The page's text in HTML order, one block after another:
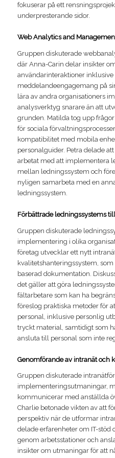
fokuserar på ett
underpresterande sidor.
Web Analytics and
Gruppen diskuterade
där Anna-Carin delar insikter
användarinteraktioner
meddelandeengagemang på
lära av andra organisationers
analysverktyg snarare än att
grunden. Matilda tog upp
för sociala
kompatibilitet med mobila
personalguider. Petra delade
arbetat med att implementera
mellan ledningssystem och
nyligen samarbeta med en
ledningssystem.
Förbättrade ledningssystems
Gruppen diskuterade
implementering i olika
företag utvecklar ett nytt
kvalitetshanteringssystem,
baserad dokumentation.
det gäller att göra
fältarbetare som kan ha
föreslog praktiska metoder för
personal, inklusive personlig
tryckt material, samtidigt som
ansluta till personal som inte
Genomförande av intranät och
Gruppen diskuterade
implementeringsutmaningar,
kommunicerar med anställda
Charlie betonade vikten av att
perspektiv när de utformar
delade erfarenheter om IT-
genom arbetsstationer och
insikter om utmaningar för att